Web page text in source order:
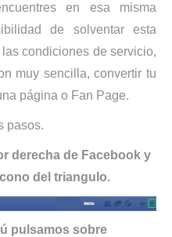
en esa misma
de solventar esta
condiciones de servicio,
muy sencilla, convertir tu
página o Fan Page.
pasos.
derecha de Facebook y
del triangulo.
pulsamos sobre